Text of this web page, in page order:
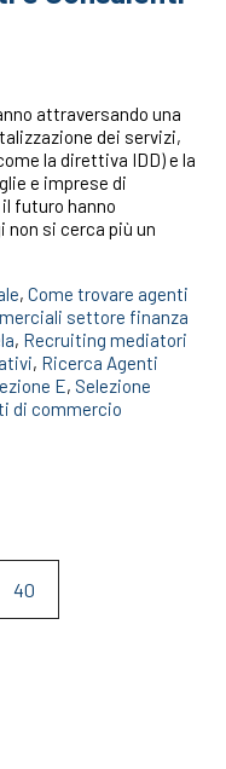
attraversando una
dei servizi,
la direttiva IDD) e la
e imprese di
futuro hanno
non si cerca più un
, Come trovare agenti
settore finanza
, Recruiting mediatori
, Ricerca Agenti
E, Selezione
di commercio
40